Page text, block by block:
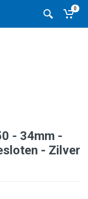
0
- 34mm -
- Zilver